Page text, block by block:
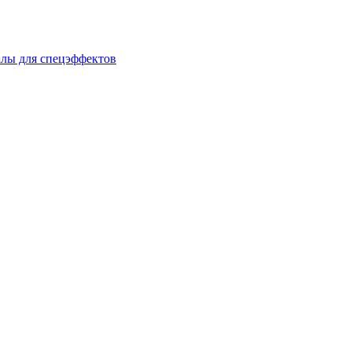
для спецэффектов